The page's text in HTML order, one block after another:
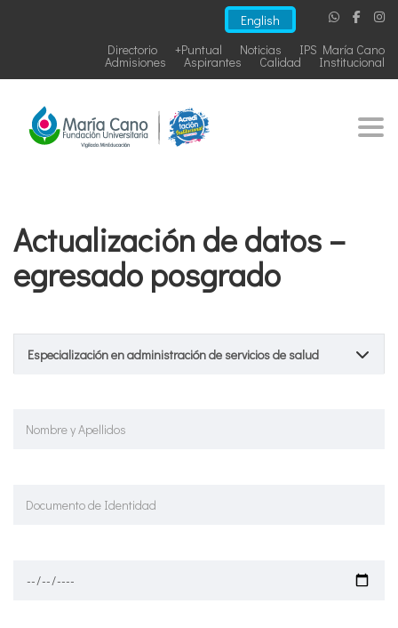
English
IPS María Cano
Noticias
+Puntual
Directorio
Institucional
Calidad
Aspirantes
Admisiones
Actualización de datos –
egresado posgrado
Especialización en administración de servicios de salud